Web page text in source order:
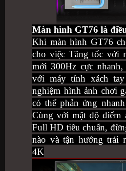
Màn hình GT76 là
Khi màn hình GT76
cho việc Tăng tốc với
mới 300Hz cực
với máy tính xách
nghiệm hình ảnh chơi
có thể phản ứng
Cùng với mật độ điểm
Full HD tiêu chuẩn,
nào và tận hưởng trải
4K